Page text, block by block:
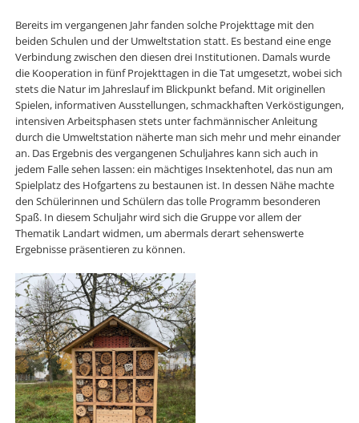
Bereits im vergangenen Jahr fanden solche Projekttage mit den
beiden Schulen und der Umweltstation statt. Es bestand eine enge
Verbindung zwischen den diesen drei Institutionen. Damals wurde
die Kooperation in fünf Projekttagen in die Tat umgesetzt, wobei sich
stets die Natur im Jahreslauf im Blickpunkt befand. Mit originellen
Spielen, informativen Ausstellungen, schmackhaften Verköstigungen,
intensiven Arbeitsphasen stets unter fachmännischer Anleitung
durch die Umweltstation näherte man sich mehr und mehr einander
an. Das Ergebnis des vergangenen Schuljahres kann sich auch in
jedem Falle sehen lassen: ein mächtiges Insektenhotel, das nun am
Spielplatz des Hofgartens zu bestaunen ist. In dessen Nähe machte
den Schülerinnen und Schülern das tolle Programm besonderen
Spaß. In diesem Schuljahr wird sich die Gruppe vor allem der
Thematik Landart widmen, um abermals derart sehenswerte
Ergebnisse präsentieren zu können.